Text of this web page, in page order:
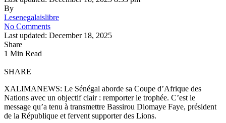
By
Lesenegalaislibre
No Comments
Last updated: December 18, 2025
Share
1 Min Read
SHARE
XALIMANEWS: Le Sénégal aborde sa Coupe d’Afrique des
Nations avec un objectif clair : remporter le trophée. C’est le
message qu’a tenu à transmettre Bassirou Diomaye Faye, président
de la République et fervent supporter des Lions.